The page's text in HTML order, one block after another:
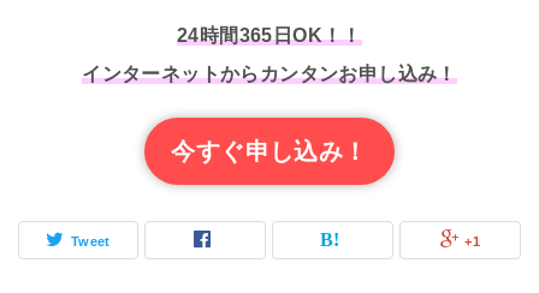
24時間365日OK！！
インターネットからカンタンお申し込み！
今すぐ申し込み！
Tweet +1